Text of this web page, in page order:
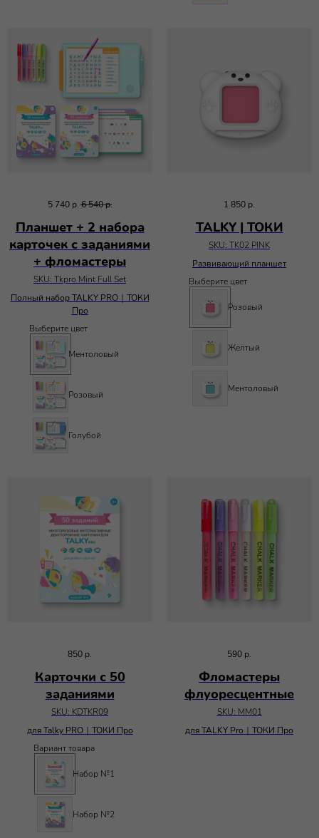
5 740 р. 6 540р.
Планшет + 2 набора
карточек с заданиями
+ фломастеры
SKU: Tkpro Mint Full Set
Полный набор TALKY PRO｜ТОКИ
Про
Выберите цвет
Ментоловый
Розовый
Голубой
1 850 р.
TALKY | ТОКИ
SKU: TK02 PINK
Развивающий планшет
Выберите цвет
Розовый
Желтый
Ментоловый
850 р.
Карточки с 50
заданиями
SKU: KDTKR09
для Talky PRO｜ТОКИ Про
Вариант товара
Набор №1
Набор №2
590 р.
Фломастеры
флуоресцентные
SKU: MM01
для TALKY Pro｜ТОКИ Про